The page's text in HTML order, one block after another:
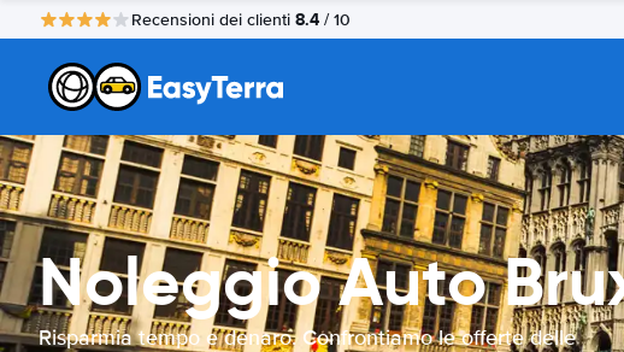
Recensioni dei clienti 8.4 / 10
Noleggio Auto
Risparmia tempo e denaro. Confrontiamo le offerte delle